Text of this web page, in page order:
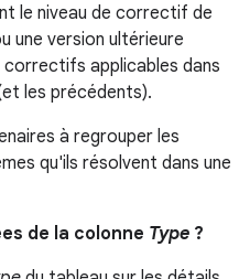
le niveau de correctif de
une version ultérieure
applicables dans
les précédents).
à regrouper les
qu'ils résolvent dans une
de la colonne Type ?